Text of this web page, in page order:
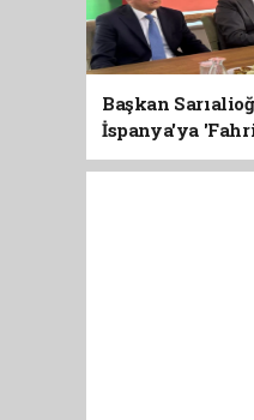
Başkan
İspanya'ya